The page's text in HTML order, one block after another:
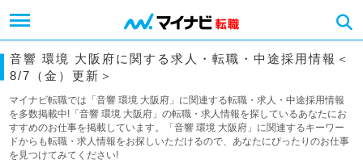
音響 環境 大阪府に関する求人・転職・中途採用情報＜
8/7（金）更新＞
マイナビ転職では「音響 環境 大阪府」に関連する転職・求人・中途採用情報
を多数掲載中!「音響 環境 大阪府」の転職・求人情報を探しているあなたにお
すすめのお仕事を掲載しています。「音響 環境 大阪府」に関連するキーワー
ドからも転職・求人情報をお探しいただけるので、あなたにぴったりのお仕事
を見つけてみてください!